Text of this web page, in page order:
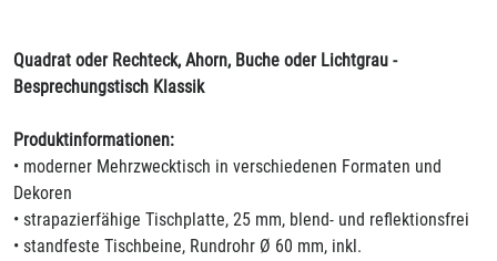
Quadrat oder Rechteck, Ahorn, Buche oder Lichtgrau -
Besprechungstisch Klassik
Produktinformationen:
• moderner Mehrzwecktisch in verschiedenen Formaten und
Dekoren
• strapazierfähige Tischplatte, 25 mm, blend- und reflektionsfrei
• standfeste Tischbeine, Rundrohr Ø 60 mm, inkl.